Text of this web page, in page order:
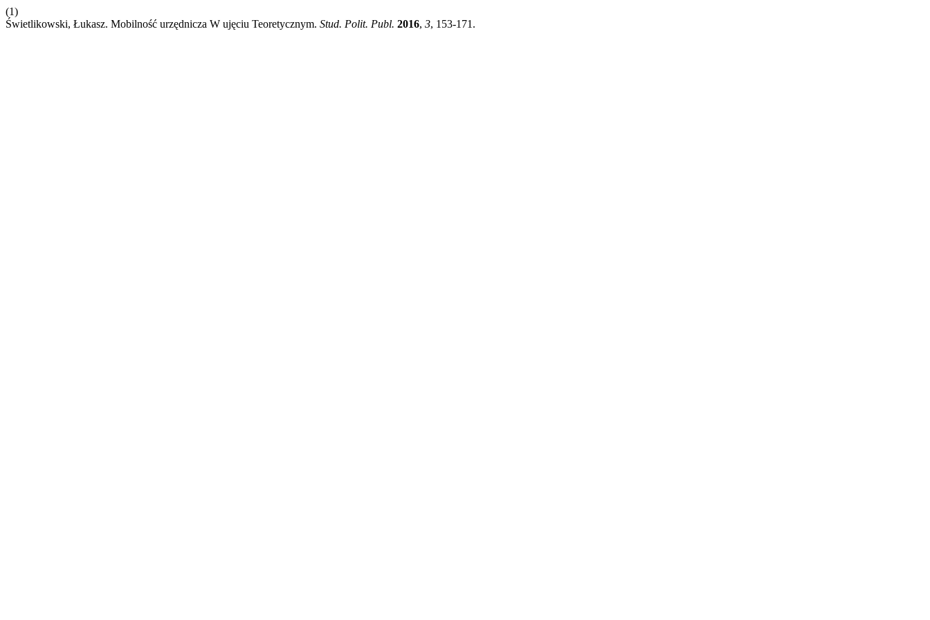
(1)
Świetlikowski, Łukasz. Mobilność urzędnicza W ujęciu Teoretycznym. Stud. Polit. Publ. 2016, 3, 153-171.